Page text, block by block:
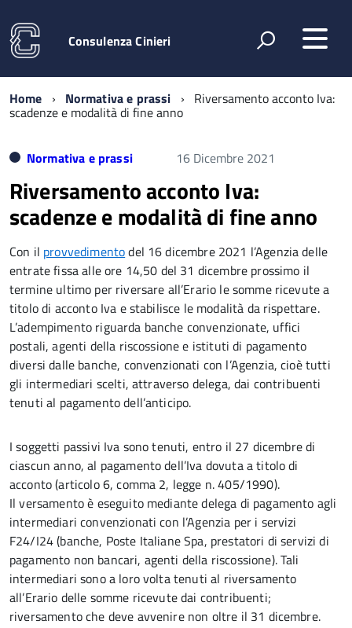
Consulenza Cinieri
Home Normativa e prassi Riversamento acconto Iva:
scadenze e modalità di fine anno
Normativa e prassi 16 Dicembre 2021
Riversamento acconto Iva:
scadenze e modalità di fine anno
Con il provvedimentodel 16 dicembre 2021 l’Agenzia delle
entrate fissa alle ore 14,50 del 31 dicembre prossimo il
termine ultimo per riversare all’Erario le somme ricevute a
titolo di acconto Iva e stabilisce le modalità da rispettare.
L’adempimento riguarda banche convenzionate, uffici
postali, agenti della riscossione e istituti di pagamento
diversi dalle banche, convenzionati con l’Agenzia, cioè tutti
gli intermediari scelti, attraverso delega, dai contribuenti
tenuti al pagamento dell’anticipo.
I soggetti passivi Iva sono tenuti, entro il 27 dicembre di
ciascun anno, al pagamento dell’Iva dovuta a titolo di
acconto (articolo 6, comma 2, legge n. 405/1990).
Il versamento è eseguito mediante delega di pagamento agli
intermediari convenzionati con l’Agenzia per i servizi
F24/I24 (banche, Poste Italiane Spa, prestatori di servizi di
pagamento non bancari, agenti della riscossione). Tali
intermediari sono a loro volta tenuti al riversamento
all’Erario delle somme ricevute dai contribuenti;
riversamento che deve avvenire non oltre il 31 dicembre.